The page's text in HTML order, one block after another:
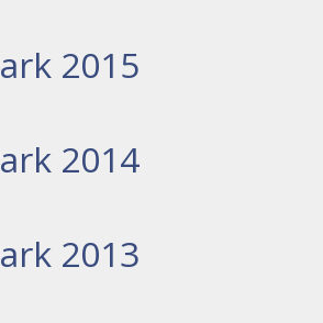
2015
2014
2013